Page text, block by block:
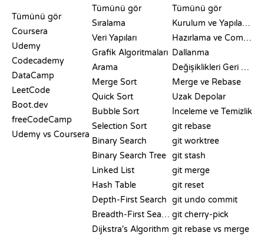
KARŞILAŞTIRMALAR
Tümünü gör
Coursera
Udemy
Codecademy
DataCamp
LeetCode
Boot.dev
freeCodeCamp
Udemy vs Coursera
Tümünü gör
Sıralama
Veri Yapıları
Grafik Algoritmaları
Arama
Merge Sort
Quick Sort
Bubble Sort
Selection Sort
Binary Search
Binary Search Tree
Linked List
Hash Table
Depth-First Search
Breadth-First Search
Dijkstra's Algorithm
Tümünü gör
Kurulum ve Yapılandırma
Hazırlama ve Commit
Dallanma
Değişiklikleri Geri Alma
Merge ve Rebase
Uzak Depolar
İnceleme ve Temizlik
git rebase
git worktree
git stash
git merge
git reset
git undo commit
git cherry-pick
git rebase vs merge